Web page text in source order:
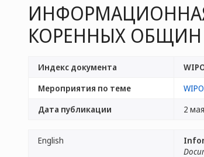
КОРЕННЫХ ОБЩИН
Индекс документа
Мероприятия по теме
Дата публикации
2
English